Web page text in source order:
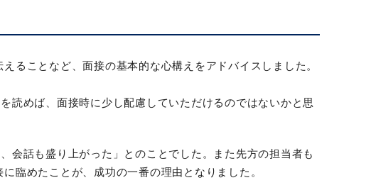
ることなど、面接の基本的な心構えをアドバイスしました。
読めば、面接時に少し配慮していただけるのではないかと思
会話も盛り上がった」とのことでした。また先方の担当者も
臨めたことが、成功の一番の理由となりました。